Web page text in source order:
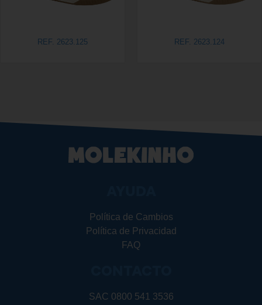
REF. 2623.125 REF. 2623.124
Política de Cambios
Política de Privacidad
FAQ
SAC 0800 541 3536